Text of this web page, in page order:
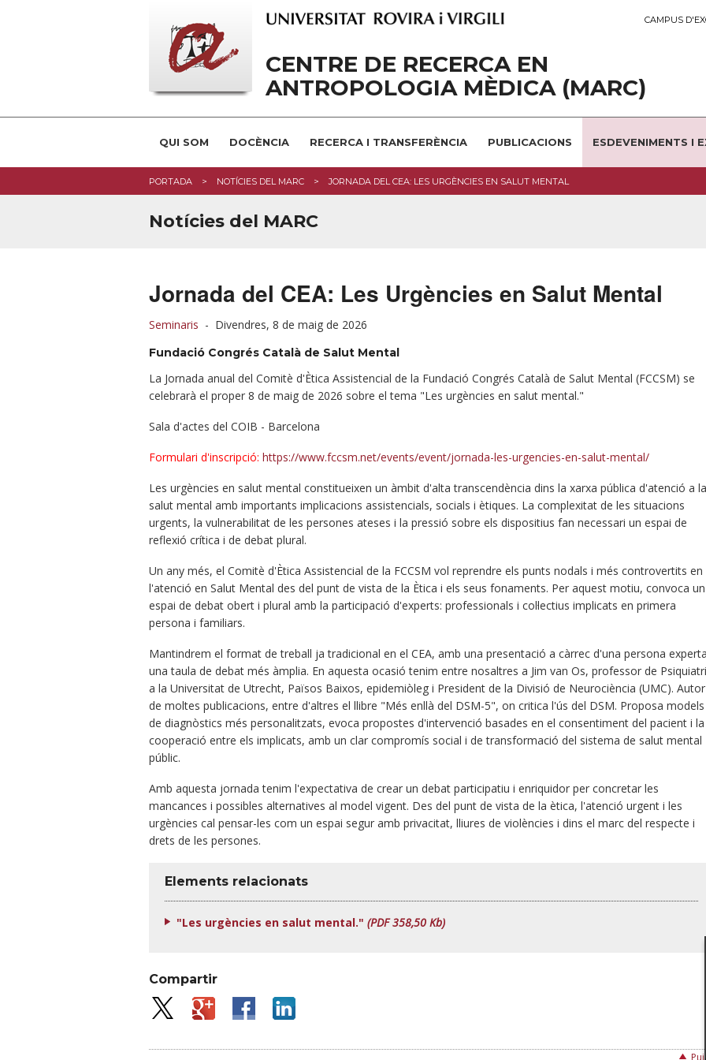
CAMPUS
CENTRE DE RECERCA EN
ANTROPOLOGIA MÈDICA (MARC)
QUI SOM DOCÈNCIA RECERCA I TRANSFERÈNCIA PUBLICACIONS ESDEVENIMENTS I
PORTADA NOTÍCIES DEL MARC JORNADA DEL CEA: LES URGÈNCIES EN SALUT MENTAL
Notícies del MARC
Jornada del CEA: Les Urgències en Salut Mental
Seminaris - Divendres, 8 de maig de 2026
Fundació Congrés Català de Salut Mental
La Jornada anual del Comitè d'Ètica Assistencial de la Fundació Congrés Català de Salut Mental (FCCSM) se
celebrarà el proper 8 de maig de 2026 sobre el tema "Les urgències en salut mental."
Sala d'actes del COIB - Barcelona
Formulari d'inscripció: https://www.fccsm.net/events/event/jornada-les-urgencies-en-salut-mental/
Les urgències en salut mental constitueixen un àmbit d'alta transcendència dins la xarxa pública d'atenció a la
salut mental amb importants implicacions assistencials, socials i ètiques. La complexitat de les situacions
urgents, la vulnerabilitat de les persones ateses i la pressió sobre els dispositius fan necessari un espai de
reflexió crítica i de debat plural.
Un any més, el Comitè d'Ètica Assistencial de la FCCSM vol reprendre els punts nodals i més controvertits en
l'atenció en Salut Mental des del punt de vista de la Ètica i els seus fonaments. Per aquest motiu, convoca un
espai de debat obert i plural amb la participació d'experts: professionals i col·lectius implicats en primera
persona i familiars.
Mantindrem el format de treball ja tradicional en el CEA, amb una presentació a càrrec d'una persona
una taula de debat més àmplia. En aquesta ocasió tenim entre nosaltres a Jim van Os, professor de
a la Universitat de Utrecht, Països Baixos, epidemiòleg i President de la Divisió de Neurociència (UMC). Autor
de moltes publicacions, entre d'altres el llibre "Més enllà del DSM-5", on critica l'ús del DSM. Proposa models
de diagnòstics més personalitzats, evoca propostes d'intervenció basades en el consentiment del pacient i la
cooperació entre els implicats, amb un clar compromís social i de transformació del sistema de salut mental
públic.
Amb aquesta jornada tenim l'expectativa de crear un debat participatiu i enriquidor per concretar les
mancances i possibles alternatives al model vigent. Des del punt de vista de la ètica, l'atenció urgent i les
urgències cal pensar-les com un espai segur amb privacitat, lliures de violències i dins el marc del respecte i
drets de les persones.
Elements relacionats
"Les urgències en salut mental." (PDF 358,50 Kb)
Compartir